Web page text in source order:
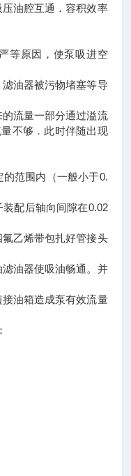
油腔互通．容积效率
等原因，使泵吸进空
油器被污物堵塞等导
流量一部分通过溢流
不够．此时伴随出现
范围内（一般小于0.
配后轴向间隙在0.02
乙烯带包扎好管接头
油器使吸油畅通。并
油箱造成泵有效流量